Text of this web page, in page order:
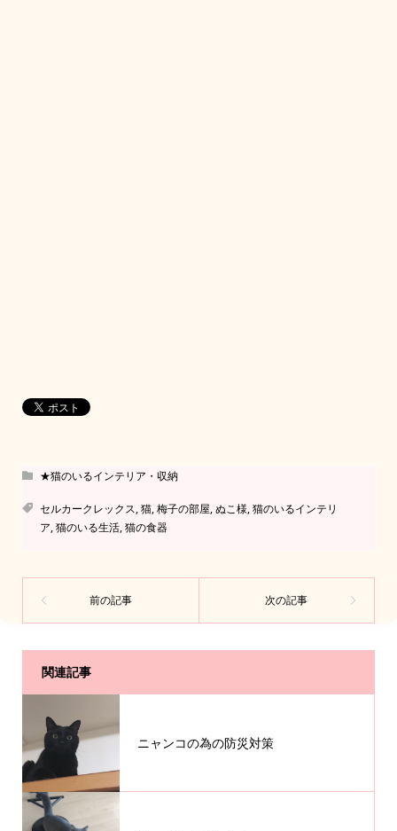
★猫のいるインテリア・収納
セルカークレックス,猫,梅子の部屋,ぬこ様,猫のいるインテリ
ア,猫のいる生活,猫の食器
関連記事
ニャンコの為の防災対策